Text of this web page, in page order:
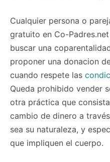
Cualquier persona o
gratuito en Co-
buscar una
proponer una donacion
cuando respete las
Queda prohibido vender
otra práctica que
cambio de dinero a
sea su naturaleza, y
que impliquen el cuerpo.